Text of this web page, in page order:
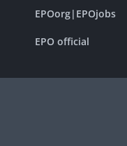
EPOorg| EPOjobs
EPO official